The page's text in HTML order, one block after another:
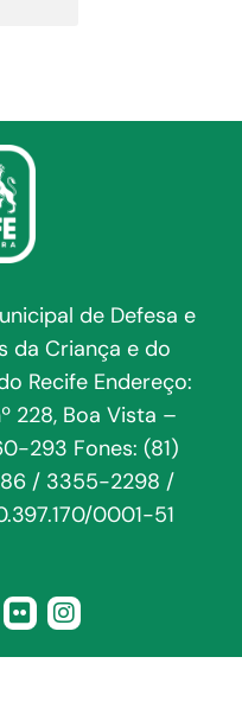
de Defesa e
da Criança e do
Recife Endereço:
228, Boa Vista –
293 Fones: (81)
/ 3355-2298 /
0001-51